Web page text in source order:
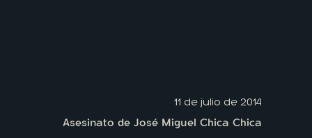
11 de julio de 2014
Asesinato de José Miguel Chica Chica